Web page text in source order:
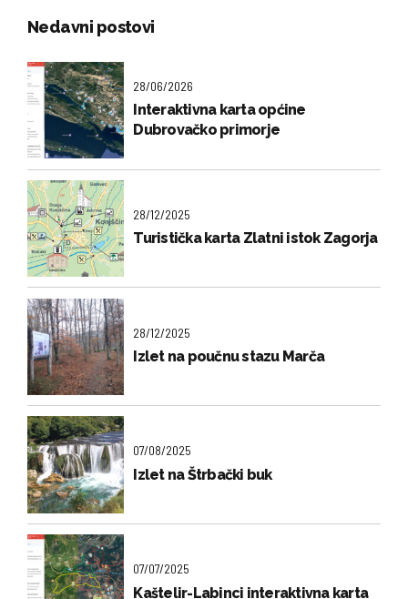
Nedavni postovi
28/06/2026
Interaktivna karta općine
Dubrovačko primorje
28/12/2025
Turistička karta Zlatni istok Zagorja
28/12/2025
Izlet na poučnu stazu Marča
07/08/2025
Izlet na Štrbački buk
07/07/2025
Kaštelir-Labinci interaktivna karta